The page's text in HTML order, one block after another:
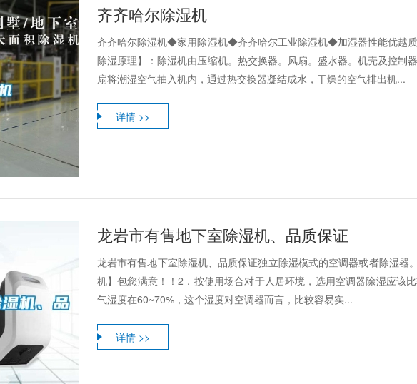
齐齐哈尔除湿机
齐齐哈尔除湿机◆家用除湿机◆齐齐哈尔工业除湿机◆加湿器性能优越
除湿原理】：除湿机由压缩机。热交换器。风扇。盛水器。机壳及控制
扇将潮湿空气抽入机内，通过热交换器凝结成水，干燥的空气排出机...
详情 >>
龙岩市有售地下室除湿机、品质保证
龙岩市有售地下室除湿机、品质保证独立除湿模式的空调器或者除湿器
机】包您满意！！2．按使用场合对于人居环境，选用空调器除湿应该
气湿度在60~70%，这个湿度对空调器而言，比较容易实...
详情 >>